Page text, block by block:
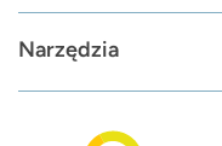
Narzędzia